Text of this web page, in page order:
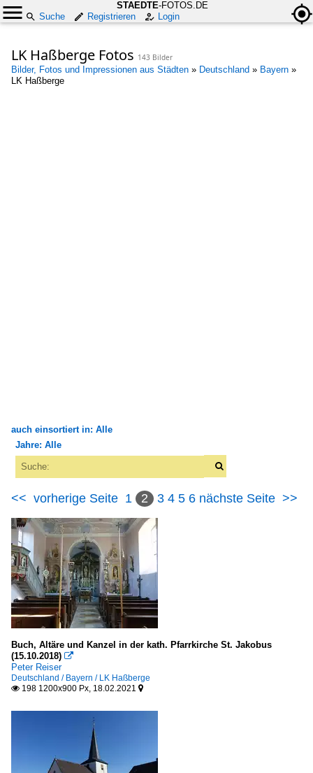
STAEDTE-FOTOS.DE
Suche
Registrieren Login
LK Haßberge Fotos 143 Bilder
Bilder, Fotos und Impressionen aus Städten » Deutschland » Bayern »
LK Haßberge
auch einsortiert in: Alle
Alle Kategorien
Bauwerke
Sakrale Bauten
Deutschland
Torbauten
Deutschland
Galerien
Luftaufnahmen
Deutschland
Jahre: Alle
2003
2009
2010
2010
2016
2018
2020
<< vorherige Seite 1 2 3 4 5 6 nächste Seite >>
Buch, Altäre und Kanzel in der kath. Pfarrkirche St. Jakobus
(15.10.2018) 
Peter Reiser
Deutschland / Bayern / LK Haßberge
 198 1200x900 Px, 18.02.2021 